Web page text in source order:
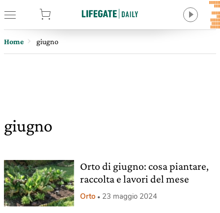
Home giugno
giugno
Orto di giugno: cosa piantare,
raccolta e lavori del mese
Orto 23 maggio 2024